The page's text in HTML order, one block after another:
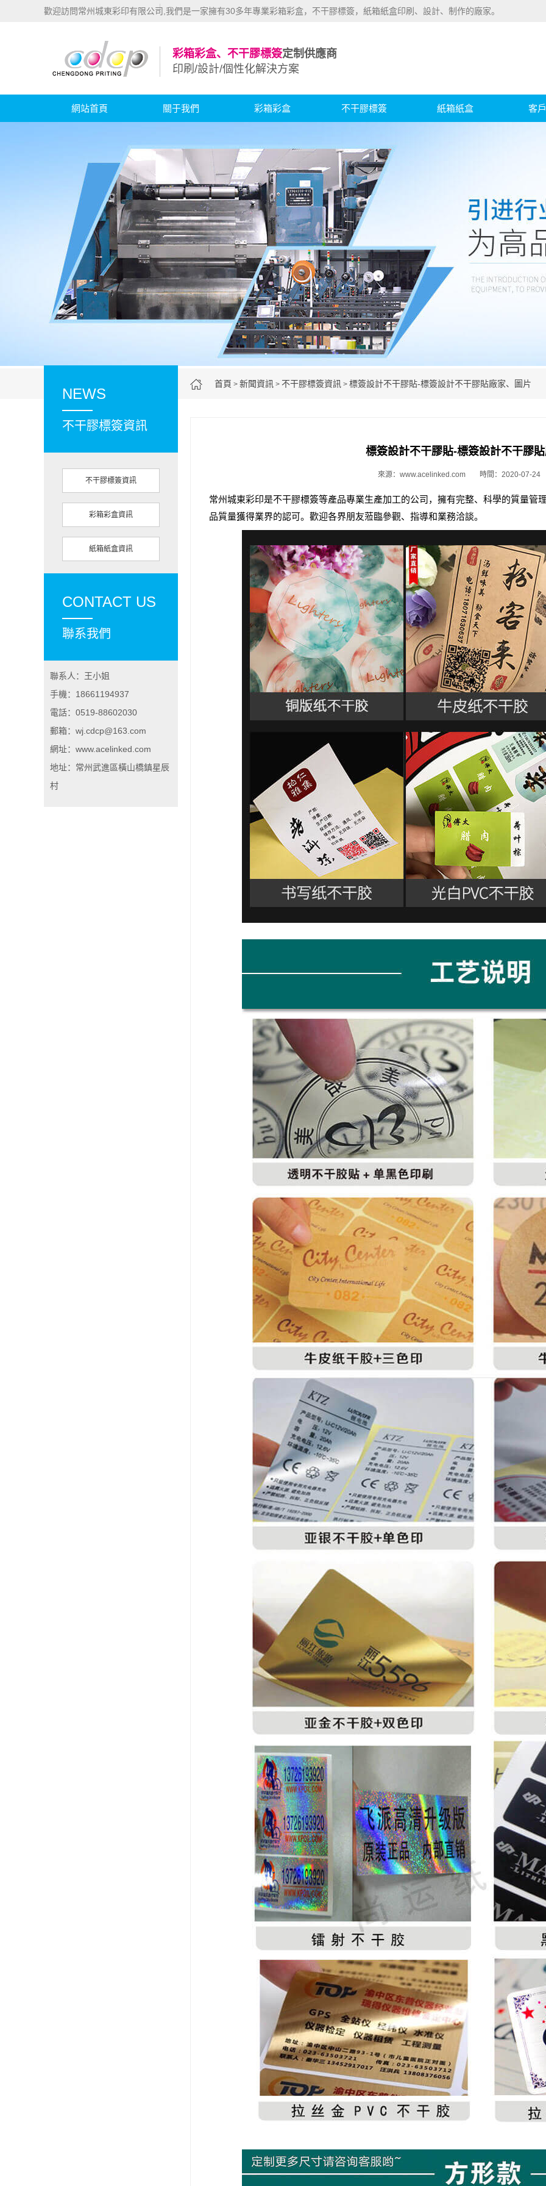
歡迎訪問常州城東彩印有限公司,我們是一家擁有30多年專業彩箱彩盒，不干膠標簽，紙箱紙盒印刷、設計、制作的廠家。
彩箱彩盒、不干膠標簽定制供應商
印刷/設計/個性化解決方案
網站首頁 關于我們 彩箱彩盒 不干膠標簽 紙箱紙盒 客
首頁 > 新聞資訊 > 不干膠標簽資訊 > 標簽設計不干膠貼-標簽設計不干膠貼廠家、圖片
NEWS
不干膠標簽資訊
不干膠標簽資訊
彩箱彩盒資訊
紙箱紙盒資訊
CONTACT US
聯系我們
聯系人：王小姐
手機：18661194937
電話：0519-88602030
郵箱：wj.cdcp@163.com
網址：www.acelinked.com
地址：常州武進區橫山橋鎮星辰
村
標簽設計不干膠貼-標簽設計不干膠
來源：www.acelinked.com 時間：2020-07-24
常州城東彩印是不干膠標簽等產品專業生產加工的公司，擁有完整、科學的質量管
品質量獲得業界的認可。歡迎各界朋友蒞臨參觀、指導和業務洽談。